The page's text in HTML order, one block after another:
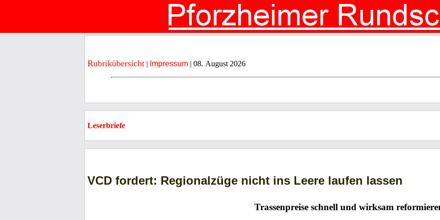
Rubrikübersicht | Impressum | 08. August 2026
Leserbriefe
VCD fordert: Regionalzüge nicht ins Leere laufen lassen
Trassenpreise schnell und wirksam